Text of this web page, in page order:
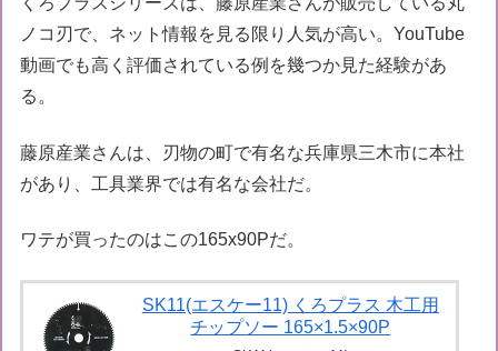
ノコ刃で、ネット情報を見る限り人気が高い。YouTube
動画でも高く評価されている例を幾つか見た経験があ
る。
藤原産業さんは、刃物の町で有名な兵庫県三木市に本社
があり、工具業界では有名な会社だ。
ワテが買ったのはこの165x90Pだ。
SK11(エスケー11) くろプラス 木工用
チップソー 165×1.5×90P